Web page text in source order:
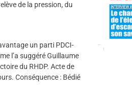
de la pression, du
un parti PDCI-
l’a suggéré Guillaume
du RHDP. Acte de
Conséquence : Bédié